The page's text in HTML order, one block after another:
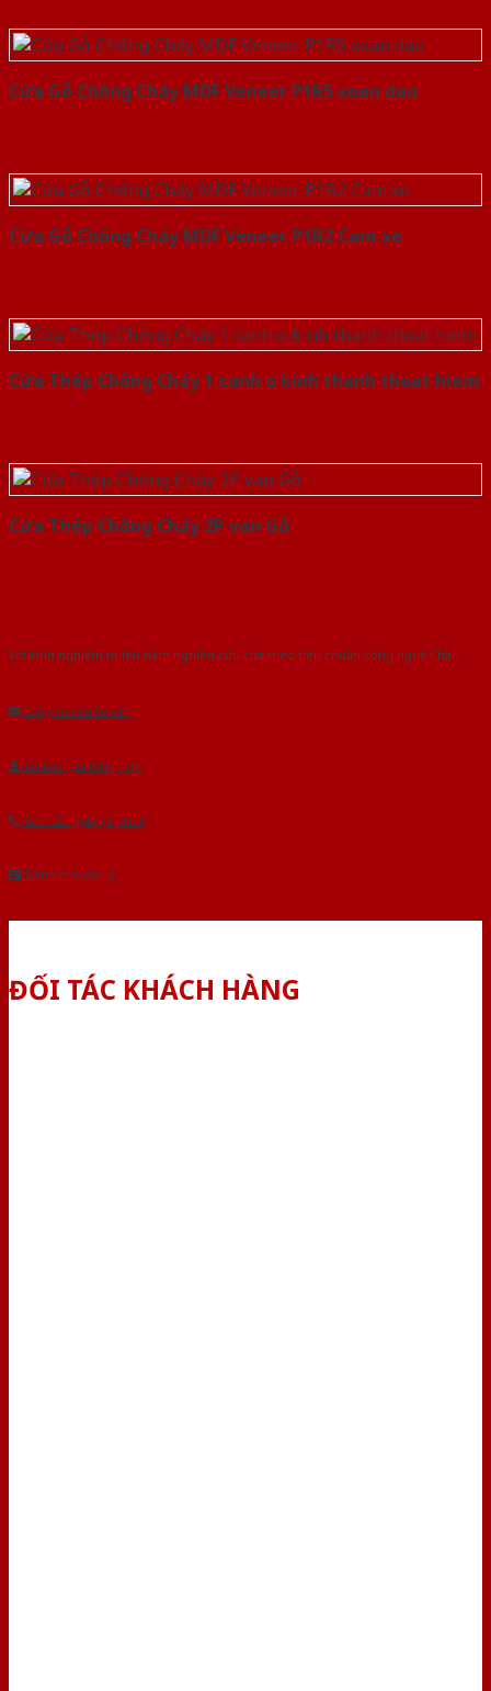
Cửa Gỗ Chống Cháy MDF Veneer P1R5 xoan dao
Cửa Gỗ Chống Cháy MDF Veneer P1R2 Cam xe
Cửa Thép Chống Cháy 1 canh o kinh thanh thoat hiem
Cửa Thép Chống Cháy 2P van Gỗ
Với kinh nghiệm nhiêu năm nghiên cứu cửa theo tiêu chuẩn công nghệ Châu
Gửi yêu cầu tư vấn
Tải báo giá tổng hợp
Yêu cầu gọi lại (3 phút)
Dành cho đại lý
ĐỐI TÁC KHÁCH HÀNG